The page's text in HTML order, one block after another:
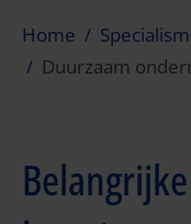
Home
Duurzaam